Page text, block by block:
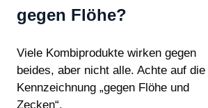
gegen Flöhe?
Viele Kombiprodukte wirken gegen
beides, aber nicht alle. Achte auf die
Kennzeichnung „gegen Flöhe und
Zecken“.